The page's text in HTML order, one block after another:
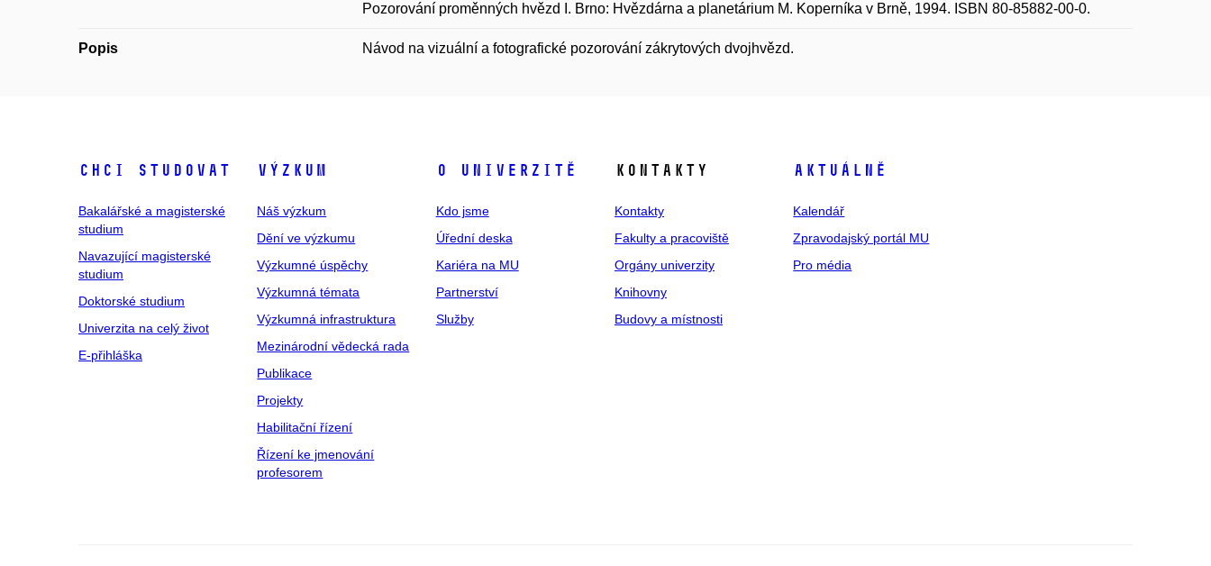
Pozorování proměnných hvězd I. Brno: Hvězdárna a planetárium M. Koperníka v Brně, 1994. ISBN 80-85882-00-0.
Popis Návod na vizuální a fotografické pozorování zákrytových dvojhvězd.
Chci studovat
Bakalářské a magisterské
studium
Navazující magisterské
studium
Doktorské studium
Univerzita na celý život
E-přihláška
Výzkum
Náš výzkum
Dění ve výzkumu
Výzkumné úspěchy
Výzkumná témata
Výzkumná infrastruktura
Mezinárodní vědecká rada
Publikace
Projekty
Habilitační řízení
Řízení ke jmenování
profesorem
O univerzitě
Kdo jsme
Úřední deska
Kariéra na MU
Partnerství
Služby
Kontakty
Kontakty
Fakulty a pracoviště
Orgány univerzity
Knihovny
Budovy a místnosti
Aktuálně
Kalendář
Zpravodajský portál MU
Pro média